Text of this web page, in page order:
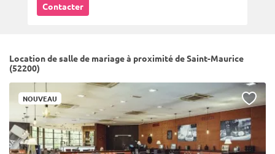
Contacter
Location de salle de mariage à proximité de Saint-Maurice
(52200)
NOUVEAU